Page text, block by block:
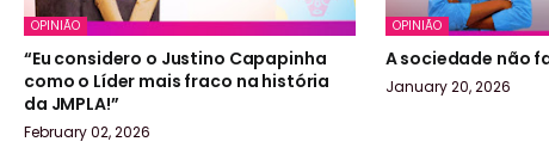
OPINIÃO
“Eu considero o Justino Capapinha
como o Líder mais fraco na história
da JMPLA!”
February 02, 2026
OPINIÃO
A sociedade não
January 20, 2026